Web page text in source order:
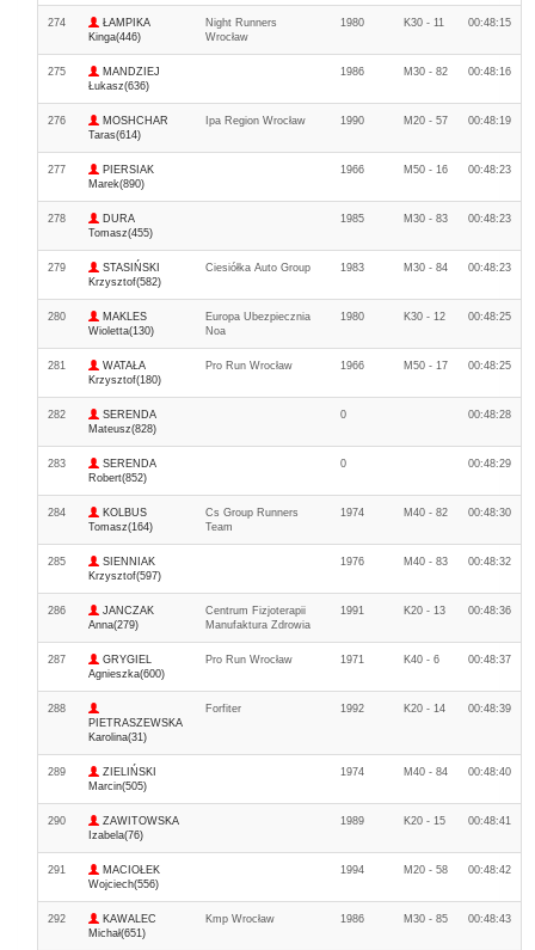
274
ŁAMPIKA
Kinga(446)
Night Runners
Wrocław
1980 K30 - 11 00:48:15
275
MANDZIEJ
Łukasz(636)
1986 M30 - 82 00:48:16
276
MOSHCHAR
Taras(614)
Ipa Region Wrocław 1990 M20 - 57 00:48:19
277
PIERSIAK
Marek(890)
1966 M50 - 16 00:48:23
278
DURA
Tomasz(455)
1985 M30 - 83 00:48:23
279
STASIŃSKI
Krzysztof(582)
Ciesiółka Auto Group 1983 M30 - 84 00:48:23
280
MAKLES
Wioletta(130)
Europa Ubezpiecznia
Noa
1980 K30 - 12 00:48:25
281
WATAŁA
Krzysztof(180)
Pro Run Wrocław 1966 M50 - 17 00:48:25
282
SERENDA
Mateusz(828)
0 00:48:28
283
SERENDA
Robert(852)
0 00:48:29
284
KOLBUS
Tomasz(164)
Cs Group Runners
Team
1974 M40 - 82 00:48:30
285
SIENNIAK
Krzysztof(597)
1976 M40 - 83 00:48:32
286
JANCZAK
Anna(279)
Centrum Fizjoterapii
Manufaktura Zdrowia
1991 K20 - 13 00:48:36
287
GRYGIEL
Agnieszka(600)
Pro Run Wrocław 1971 K40 - 6 00:48:37
288
PIETRASZEWSKA
Karolina(31)
Forfiter 1992 K20 - 14 00:48:39
289
ZIELIŃSKI
Marcin(505)
1974 M40 - 84 00:48:40
290
ZAWITOWSKA
Izabela(76)
1989 K20 - 15 00:48:41
291
MACIOŁEK
Wojciech(556)
1994 M20 - 58 00:48:42
292
KAWALEC
Michał(651)
Kmp Wrocław 1986 M30 - 85 00:48:43